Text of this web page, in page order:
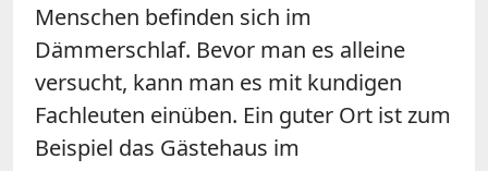
Menschen befinden sich im
Dämmerschlaf. Bevor man es alleine
versucht, kann man es mit kundigen
Fachleuten einüben. Ein guter Ort ist zum
Beispiel das Gästehaus im